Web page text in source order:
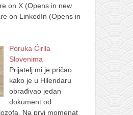
on X (Opens in new
on LinkedIn (Opens in
Poruka Ćirila
Slovenima
Prijatelj mi je pričao
kako je u Hilendaru
obrađivao jedan
dokument od
Na prvi momenat